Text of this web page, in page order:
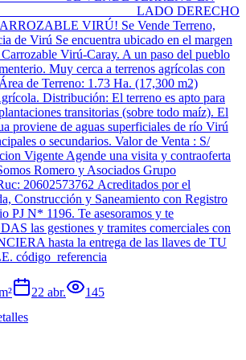
LADO DERECHO
VIRÚ! Se Vende Terreno,
de Virú Se encuentra ubicado en el margen
Virú-Caray. A un paso del pueblo
Muy cerca a terrenos agrícolas con
de Terreno: 1.73 Ha. (17,300 m2)
Distribución: El terreno es apto para
transitorias (sobre todo maíz). El
proviene de aguas superficiales de río Virú
o secundarios. Valor de Venta : S/
Vigente Agende una visita y contraoferta
Romero y Asociados Grupo
20602573762 Acreditados por el
Construcción y Saneamiento con Registro
PJ N* 1196. Te asesoramos y te
las gestiones y tramites comerciales con
hasta la entrega de las llaves de TU
código_referencia
22 abr. 145